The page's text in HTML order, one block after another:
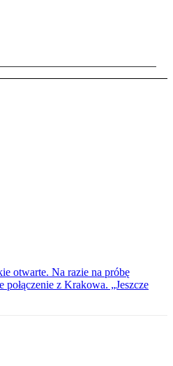
otwarte. Na razie na próbę
połączenie z Krakowa. „Jeszcze